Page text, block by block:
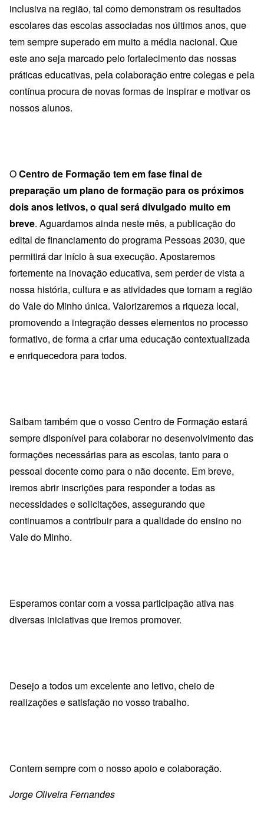
inclusiva na região, tal como demonstram os resultados
escolares das escolas associadas nos últimos anos, que
tem sempre superado em muito a média nacional. Que
este ano seja marcado pelo fortalecimento das nossas
práticas educativas, pela colaboração entre colegas e pela
contínua procura de novas formas de inspirar e motivar os
nossos alunos.
OCentro de Formação tem em fase final de
preparação um plano de formação para os próximos
dois anos letivos, o qual será divulgado muito em
breve. Aguardamos ainda neste mês, a publicação do
edital de financiamento do programa Pessoas 2030, que
permitirá dar início à sua execução. Apostaremos
fortemente na inovação educativa, sem perder de vista a
nossa história, cultura e as atividades que tornam a região
do Vale do Minho única. Valorizaremos a riqueza local,
promovendo a integração desses elementos no processo
formativo, de forma a criar uma educação contextualizada
e enriquecedora para todos.
Saibam também que o vosso Centro de Formação estará
sempre disponível para colaborar no desenvolvimento das
formações necessárias para as escolas, tanto para o
pessoal docente como para o não docente. Em breve,
iremos abrir inscrições para responder a todas as
necessidades e solicitações, assegurando que
continuamos a contribuir para a qualidade do ensino no
Vale do Minho.
Esperamos contar com a vossa participação ativa nas
diversas iniciativas que iremos promover.
Desejo a todos um excelente ano letivo, cheio de
realizações e satisfação no vosso trabalho.
Contem sempre com o nosso apoio e colaboração.
Jorge Oliveira Fernandes